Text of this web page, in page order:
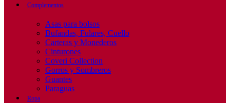
Complementos
Asas para bolsos
Bufandas, Fulares, Cuello
Carteras y Monederos
Cinturones
Coveri Collection
Gorros y Sombreros
Guantes
Paraguas
Ropa